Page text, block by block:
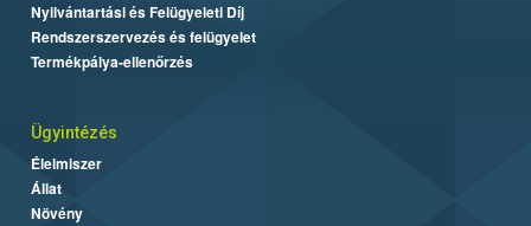
Nyilvántartási és Felügyeleti Díj
Rendszerszervezés és felügyelet
Termékpálya-ellenőrzés
Ügyintézés
Élelmiszer
Állat
Növény